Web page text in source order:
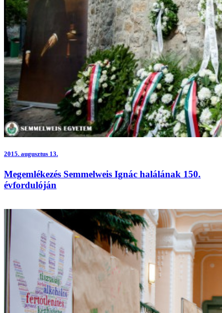
2015. augusztus 13.
Megemlékezés Semmelweis Ignác halálának 150.
évfordulóján